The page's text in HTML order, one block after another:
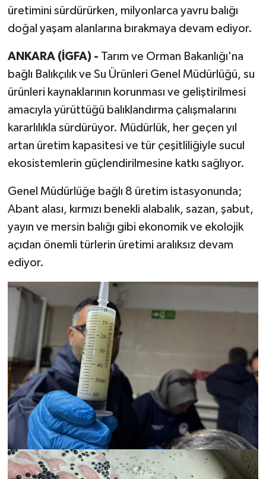
üretimini sürdürürken, milyonlarca yavru balığı
doğal yaşam alanlarına bırakmaya devam ediyor.
ANKARA (İGFA) - Tarım ve Orman Bakanlığı'na
bağlı Balıkçılık ve Su Ürünleri Genel Müdürlüğü, su
ürünleri kaynaklarının korunması ve geliştirilmesi
amacıyla yürüttüğü balıklandırma çalışmalarını
kararlılıkla sürdürüyor. Müdürlük, her geçen yıl
artan üretim kapasitesi ve tür çeşitliliğiyle sucul
ekosistemlerin güçlendirilmesine katkı sağlıyor.
Genel Müdürlüğe bağlı 8 üretim istasyonunda;
Abant alası, kırmızı benekli alabalık, sazan, şabut,
yayın ve mersin balığı gibi ekonomik ve ekolojik
açıdan önemli türlerin üretimi aralıksız devam
ediyor.